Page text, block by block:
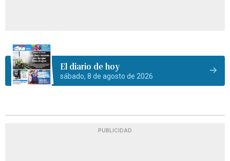
El diario de hoy
sábado, 8 de agosto de 2026
PUBLICIDAD